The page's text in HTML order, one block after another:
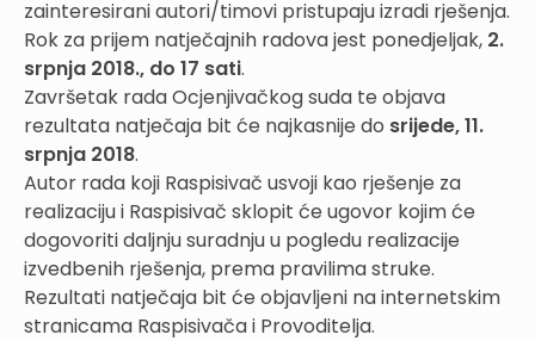
zainteresirani autori/timovi pristupaju izradi rješenja.
Rok za prijem natječajnih radova jest ponedjeljak, 2.
srpnja 2018., do 17 sati.
Završetak rada Ocjenjivačkog suda te objava
rezultata natječaja bit će najkasnije do srijede, 11.
srpnja 2018.
Autor rada koji Raspisivač usvoji kao rješenje za
realizaciju i Raspisivač sklopit će ugovor kojim će
dogovoriti daljnju suradnju u pogledu realizacije
izvedbenih rješenja, prema pravilima struke.
Rezultati natječaja bit će objavljeni na internetskim
stranicama Raspisivača i Provoditelja.